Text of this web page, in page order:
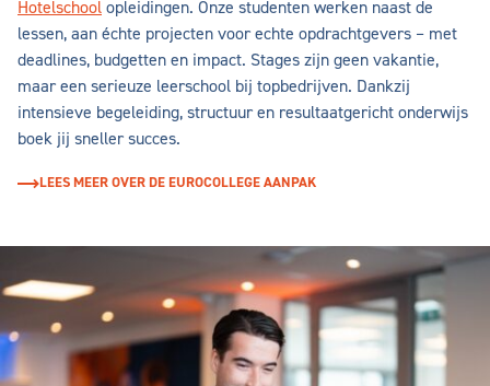
Hotelschool opleidingen. Onze studenten werken naast de
lessen, aan échte projecten voor echte opdrachtgevers – met
deadlines, budgetten en impact. Stages zijn geen vakantie,
maar een serieuze leerschool bij topbedrijven. Dankzij
intensieve begeleiding, structuur en resultaatgericht onderwijs
boek jij sneller succes.
LEES MEER OVER DE EUROCOLLEGE AANPAK